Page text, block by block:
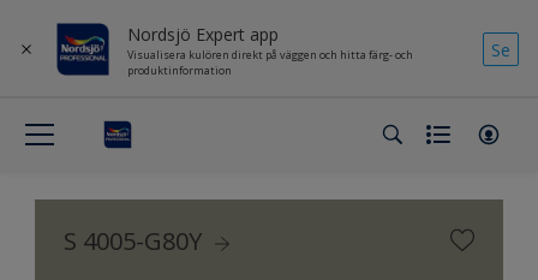
Nordsjö Expert app
Visualisera kulören direkt på väggen och hitta färg- och
produktinformation
Se
S 4005-G80Y